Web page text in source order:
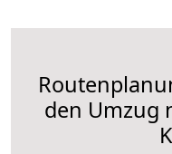
den Umzug